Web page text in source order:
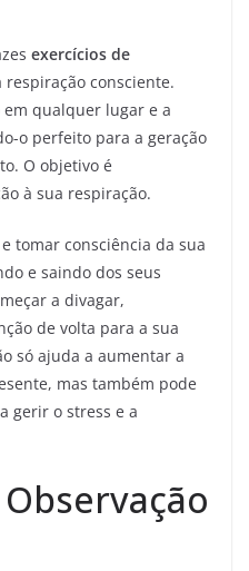
exercícios de
respiração consciente.
qualquer lugar e a
o perfeito para a geração
O objetivo é
à sua respiração.
tomar consciência da sua
e saindo dos seus
a divagar,
de volta para a sua
só ajuda a aumentar a
mas também pode
gerir o stress e a